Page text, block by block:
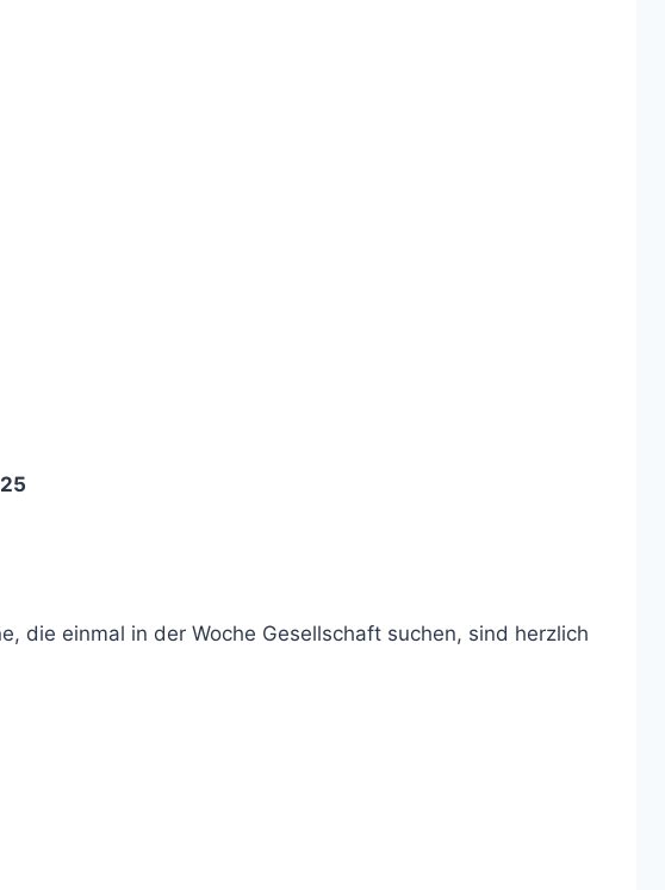
die einmal in der Woche Gesellschaft suchen, sind herzlich